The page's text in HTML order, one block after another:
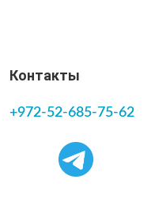
Контакты
+972-52-685-75-62